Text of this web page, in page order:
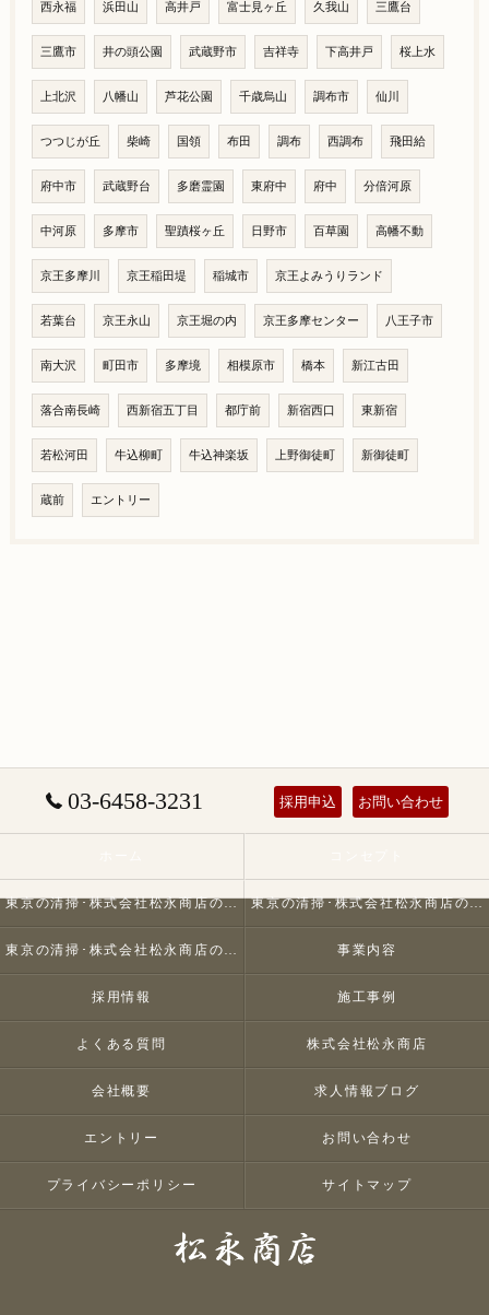
西永福 浜田山 高井戸 富士見ヶ丘 久我山 三鷹台
三鷹市 井の頭公園 武蔵野市 吉祥寺 下高井戸 桜上水
上北沢 八幡山 芦花公園 千歳烏山 調布市 仙川
つつじが丘 柴崎 国領 布田 調布 西調布 飛田給
府中市 武蔵野台 多磨霊園 東府中 府中 分倍河原
中河原 多摩市 聖蹟桜ヶ丘 日野市 百草園 高幡不動
京王多摩川 京王稲田堤 稲城市 京王よみうりランド
若葉台 京王永山 京王堀の内 京王多摩センター 八王子市
南大沢 町田市 多摩境 相模原市 橋本 新江古田
落合南長崎 西新宿五丁目 都庁前 新宿西口 東新宿
若松河田 牛込柳町 牛込神楽坂 上野御徒町 新御徒町
蔵前 エントリー
03-6458-3231 採用申込 お問い合わせ
東京の清掃･株式会社松永商店の口コミ情報 東京の清掃･株式会社松永商店の評判
東京の清掃･株式会社松永商店のお客様の声 事業内容
採用情報 施工事例
よくある質問 株式会社松永商店
会社概要 求人情報ブログ
エントリー お問い合わせ
プライバシーポリシー サイトマップ